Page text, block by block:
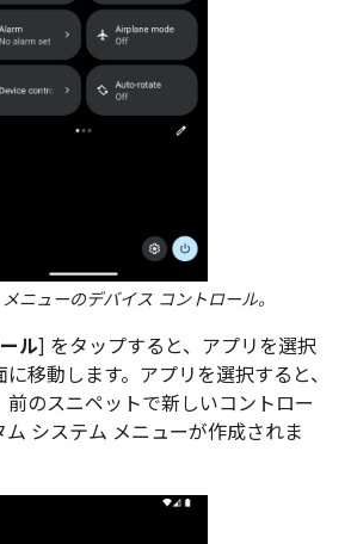
ニューのデバイス コントロール。
ル] をタップすると、アプリを選択
移動します。アプリを選択すると、
前のスニペットで新しいコントロー
システム メニューが作成されま